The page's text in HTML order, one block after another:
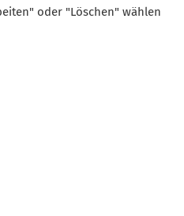
oder "Löschen" wählen